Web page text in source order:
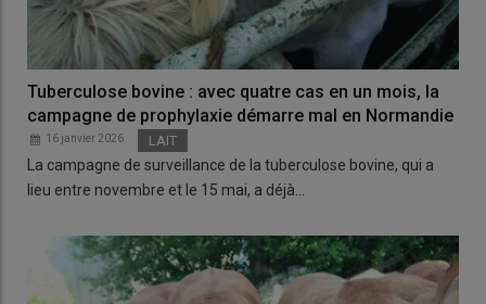
Tuberculose bovine : avec quatre cas en un mois, la
campagne de prophylaxie démarre mal en Normandie
16 janvier 2026 LAIT
La campagne de surveillance de la tuberculose bovine, qui a
lieu entre novembre et le 15 mai, a déjà…